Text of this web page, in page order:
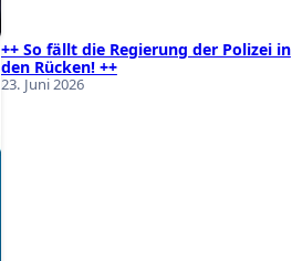
++ So fällt die Regierung der Polizei in
den Rücken! ++
23. Juni 2026